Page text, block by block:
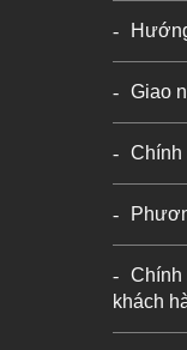
Giao
Chính
Chính
khách